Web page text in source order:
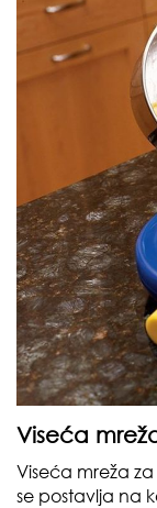
Viseća
Viseća mreža
se postavlja na